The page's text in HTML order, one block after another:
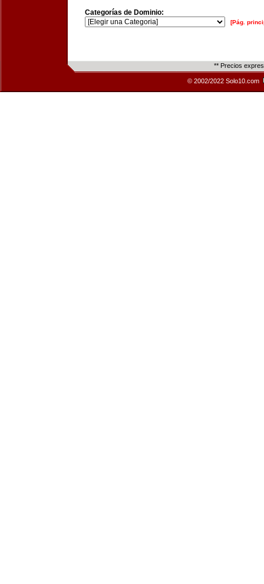
Categorías de Dominio:
[Pág.
** Precios
© 2002/2022 Solo10.com